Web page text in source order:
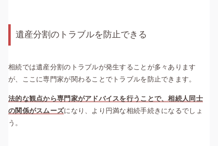
遺産分割のトラブルを防止できる
相続では遺産分割のトラブルが発生することが多々あります
が、ここに専門家が関わることでトラブルを防止できます。
法的な観点から専門家がアドバイスを行うことで、相続人同士
の関係がスムーズになり、より円満な相続手続きになるでしょ
う。